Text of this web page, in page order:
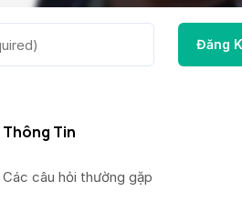
Thông Tin
Các câu hỏi thường gặp